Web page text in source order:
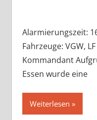
Alarmierungszeit:
Fahrzeuge: VGW,
Kommandant
Essen wurde eine
Weiterlesen